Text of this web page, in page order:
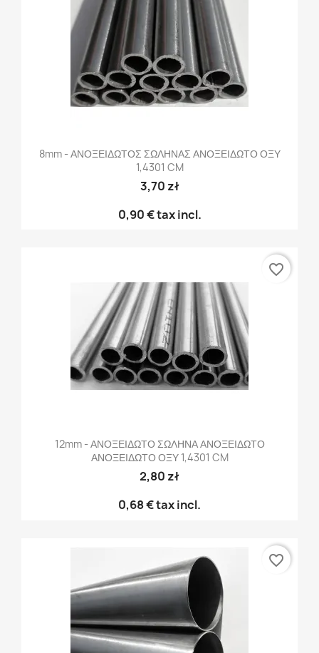
8mm - ΑΝΟΞΕΙΔΩΤΟΣ ΣΩΛΗΝΑΣ ΑΝΟΞΕΙΔΩΤΟ ΟΞΥ
1,4301 CM
3,70 zł
0,90 €tax incl.
12mm - ΑΝΟΞΕΙΔΩΤΟ ΣΩΛΗΝΑ ΑΝΟΞΕΙΔΩΤΟ
ΑΝΟΞΕΙΔΩΤΟ ΟΞΥ 1,4301 CM
2,80 zł
0,68 €tax incl.
favorite_border
favorite_border